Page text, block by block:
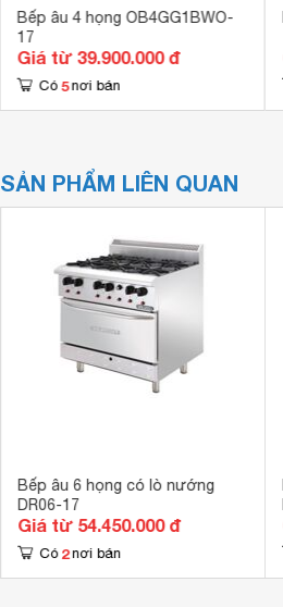
Bếp âu 4 họng OB4GG1BWO-
17
Giá từ 39.900.000 đ
Có 5 nơi bán
SẢN PHẨM LIÊN QUAN
Bếp âu 6 họng có lò nướng
DR06-17
Giá từ 54.450.000 đ
Có 2 nơi bán